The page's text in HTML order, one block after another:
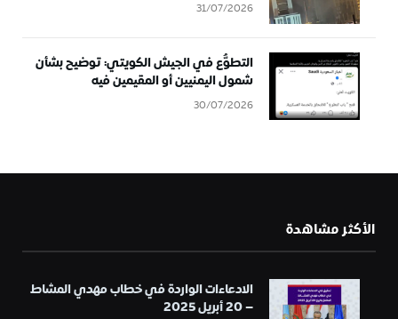
31/07/2026
التطوُّع في الجيش الكويتي: توضيح بشأن
شمول اليمنيين أو المقيمين فيه
30/07/2026
الأكثر مشاهدة
الادعاءات الواردة في خطاب مهدي المشاط
– 20 أبريل 2025